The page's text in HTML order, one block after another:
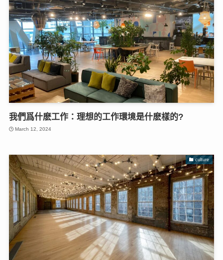
我們爲什麽工作：理想的工作環境是什麽樣的?
March 12, 2024
culture